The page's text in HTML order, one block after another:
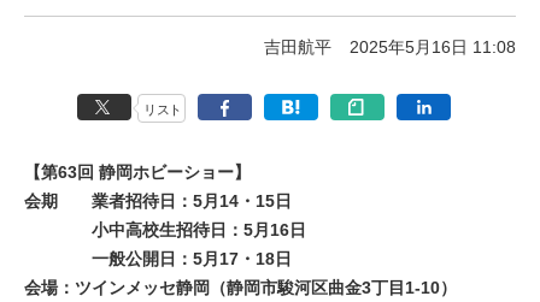
吉田航平 2025年5月16日 11:08
リスト
【第63回 静岡ホビーショー】
会期
業者招待日：5月14・15日
小中高校生招待日：5月16日
一般公開日：5月17・18日
会場：ツインメッセ静岡（静岡市駿河区曲金3丁目1-10）